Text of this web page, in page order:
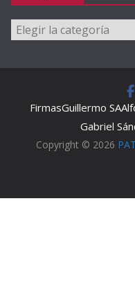
Categorías
FirmasGuillermo SA
Gabriel
Copyright © 2026